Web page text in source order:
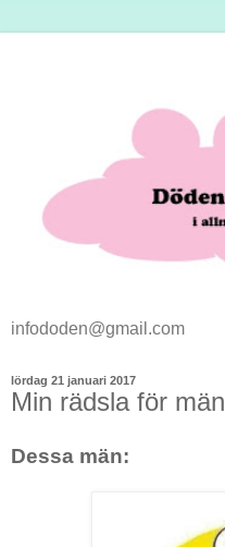
infododen@gmail.com
lördag 21 januari 2017
Min rädsla för män
Dessa män: